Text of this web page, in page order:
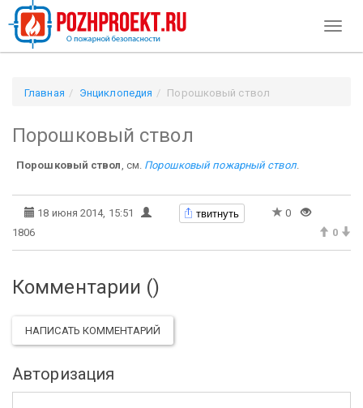
Главная Энциклопедия Порошковый ствол
Порошковый ствол
Порошковый ствол , см. Порошковый пожарный ствол.
18 июня 2014, 15:51 твитнуть
0
1806
0
Комментарии ()
НАПИСАТЬ КОММЕНТАРИЙ
Авторизация